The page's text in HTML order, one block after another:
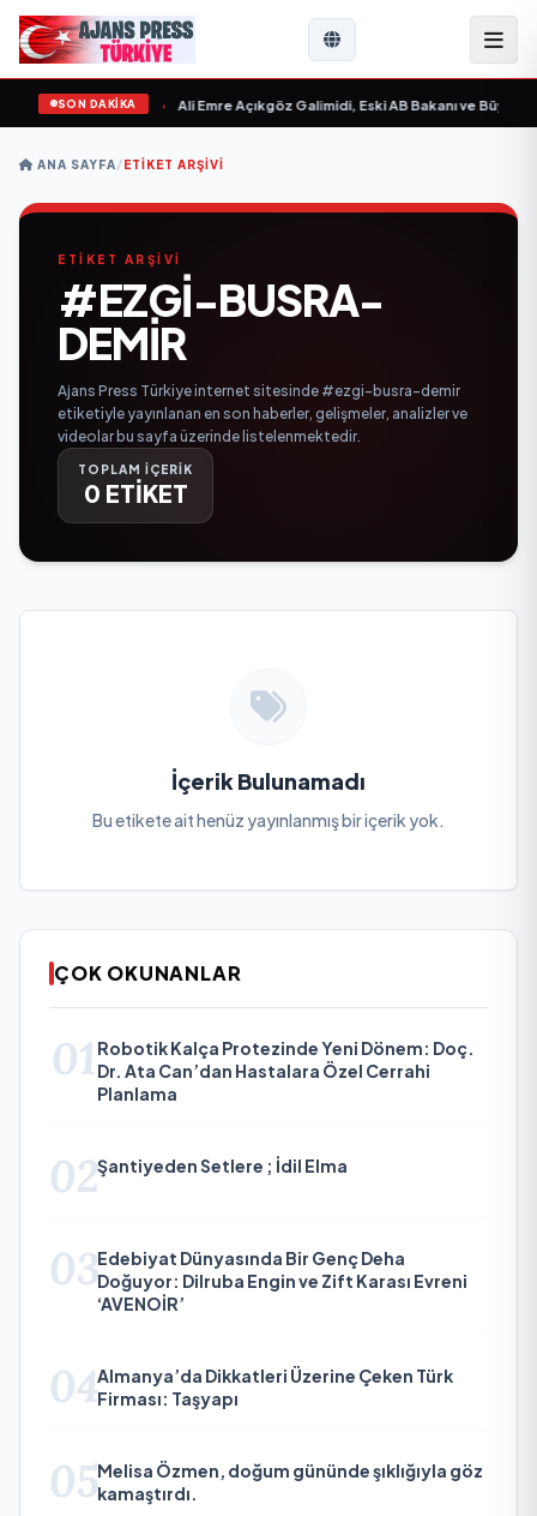
SON DAKİKA
“ yayımlandı Ali Emre Açıkgöz Galimidi, Eski AB Bakanı ve
ANA SAYFA/ETIKET ARŞIVI
ETİKET ARŞİVİ
#EZGI-BUSRA-
DEMIR
Ajans Press Türkiye internet sitesinde #ezgi-busra-demir
etiketiyle yayınlanan en son haberler, gelişmeler, analizler ve
videolar bu sayfa üzerinde listelenmektedir.
TOPLAM İÇERİK
0 ETİKET
İçerik Bulunamadı
Bu etikete ait henüz yayınlanmış bir içerik yok.
ÇOK OKUNANLAR
01 Robotik Kalça Protezinde Yeni Dönem: Doç.
Dr. Ata Can’dan Hastalara Özel Cerrahi
Planlama
02Şantiyeden Setlere ; İdil Elma
03Edebiyat Dünyasında Bir Genç Deha
Doğuyor: Dilruba Engin ve Zift Karası Evreni
‘AVENOİR’
04Almanya’da Dikkatleri Üzerine Çeken Türk
Firması: Taşyapı
05Melisa Özmen, doğum gününde şıklığıyla göz
kamaştırdı.